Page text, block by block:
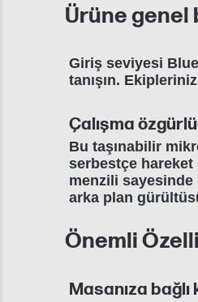
Ürüne genel
Giriş seviyesi
tanışın.
Çalışma
Bu taşınabilir
serbestçe hareket
menzili sayesinde
arka plan
Önemli
Masanıza bağlı